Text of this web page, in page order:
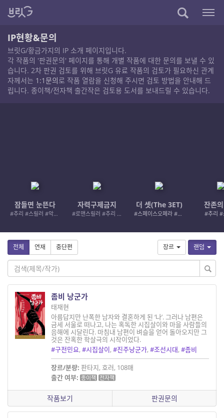
IP현황&문의
브릿G/황금가지의 IP 소개 페이지입니다.
각 작품의 '판권문의' 페이지를 통해 개별 작품에 대한 문의를 보낼 수 있
습니다. 2차 판권 검토를 위해 브릿G 유료 작품의 검토가 필요하신 관계
자께서는 1:1문의로 작품 열람을 신청해 주시면 검토 방법을 안내해 드
립니다. 종이책/전자책 출간작은 검토용 도서를 보내드릴 수 있습니다.
잠들면 눈뜬다
#추리 #스릴러 #악인 #로드레이지
자력구제금지
#로맨스릴러 #추리 #여성서사 #사적제재
더 셋(The 3ET)
#스페이스오페라 #우주활극
잔존
#추리 #
장르 랜덤
전체 연재 중단편
좀비 낭군가
태재현
아름답지만 난폭한 남자와 결혼하게 된 ‘나’. 그러나 남편은
금세 서울로 떠나고, 나는 혹독한 시집살이와 마을 사람들의
음해에 시달린다. 마침내 남편이 벼슬을 얻어 돌아오지만 그
것은 잔혹한 학살극의 시작이었다.
#구전민요, #시집살이, #진주낭군가, #조선시대, #좀비
장르/분량: 판타지, 호러, 108매
출간 여부: 종이책 전자책
작품보기 판권문의